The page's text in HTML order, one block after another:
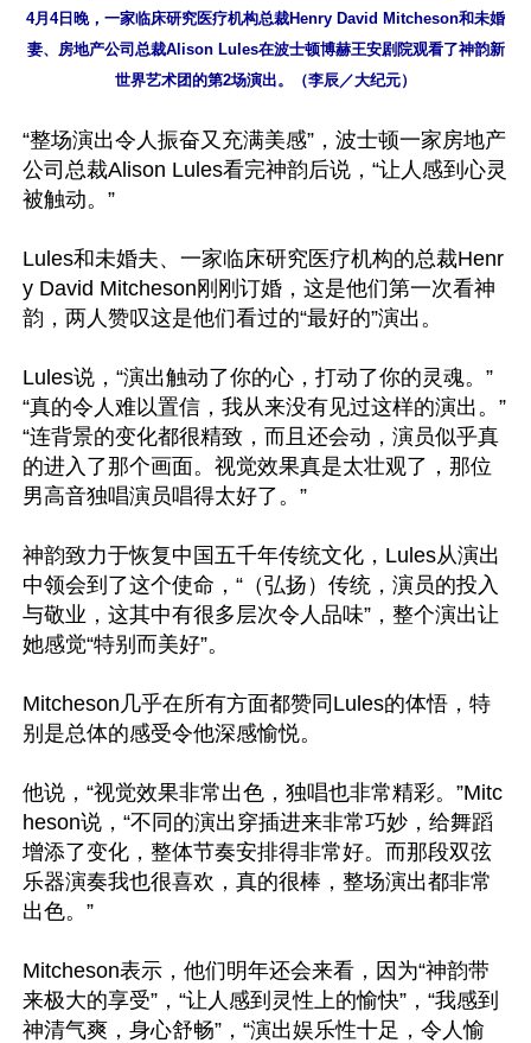
4月4日晚，一家临床研究医疗机构总裁Henry David Mitcheson和未婚
妻、房地产公司总裁Alison Lules在波士顿博赫王安剧院观看了神韵新
世界艺术团的第2场演出。（李辰／大纪元）
“整场演出令人振奋又充满美感”，波士顿一家房地产
公司总裁Alison Lules看完神韵后说，“让人感到心灵
被触动。”
Lules和未婚夫、一家临床研究医疗机构的总裁Henr
y David Mitcheson刚刚订婚，这是他们第一次看神
韵，两人赞叹这是他们看过的“最好的”演出。
Lules说，“演出触动了你的心，打动了你的灵魂。”
“真的令人难以置信，我从来没有见过这样的演出。”
“连背景的变化都很精致，而且还会动，演员似乎真
的进入了那个画面。视觉效果真是太壮观了，那位
男高音独唱演员唱得太好了。”
神韵致力于恢复中国五千年传统文化，Lules从演出
中领会到了这个使命，“（弘扬）传统，演员的投入
与敬业，这其中有很多层次令人品味”，整个演出让
她感觉“特别而美好”。
Mitcheson几乎在所有方面都赞同Lules的体悟，特
别是总体的感受令他深感愉悦。
他说，“视觉效果非常出色，独唱也非常精彩。”Mitc
heson说，“不同的演出穿插进来非常巧妙，给舞蹈
增添了变化，整体节奏安排得非常好。而那段双弦
乐器演奏我也很喜欢，真的很棒，整场演出都非常
出色。”
Mitcheson表示，他们明年还会来看，因为“神韵带
来极大的享受”，“让人感到灵性上的愉快”，“我感到
神清气爽，身心舒畅”，“演出娱乐性十足，令人愉